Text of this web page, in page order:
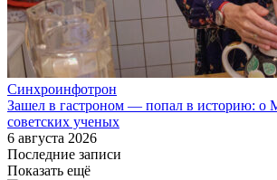
Синхроинфотрон
Зашел в гастроном — попал в историю: о
советских ученых
6 августа 2026
Последние записи
Показать ещё